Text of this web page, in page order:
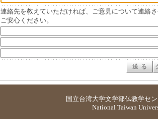
連絡先を教えていただければ、ご意見について連絡
ご安心ください。
国立台湾大学文学部仏教学セ
National Taiwan